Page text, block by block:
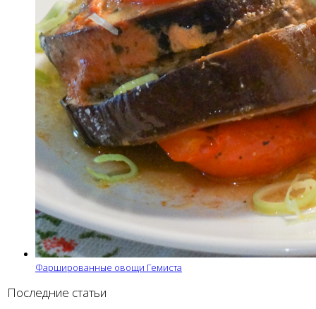
Фаршированные овощи Гемиста
Последние статьи